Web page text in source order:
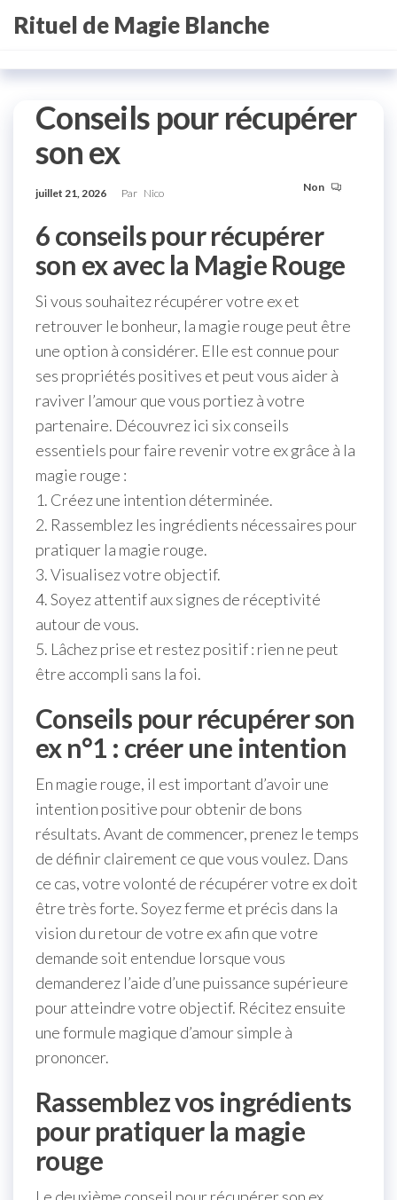
AllerRituel de Magie Blanche
Conseils pour récupérer
son ex
juillet 21, 2026 Par Nico Non
6 conseils pour récupérer
son ex avec la Magie Rouge
Si vous souhaitez récupérer votre ex et
retrouver le bonheur, la magie rouge peut être
une option à considérer. Elle est connue pour
ses propriétés positives et peut vous aider à
raviver l’amour que vous portiez à votre
partenaire. Découvrez ici six conseils
essentiels pour faire revenir votre ex grâce à la
magie rouge :
1. Créez une intention déterminée.
2. Rassemblez les ingrédients nécessaires pour
pratiquer la magie rouge.
3. Visualisez votre objectif.
4. Soyez attentif aux signes de réceptivité
autour de vous.
5. Lâchez prise et restez positif : rien ne peut
être accompli sans la foi.
Conseils pour récupérer son
ex n°1 : créer une intention
En magie rouge, il est important d’avoir une
intention positive pour obtenir de bons
résultats. Avant de commencer, prenez le temps
de définir clairement ce que vous voulez. Dans
ce cas, votre volonté de récupérer votre ex doit
être très forte. Soyez ferme et précis dans la
vision du retour de votre ex afin que votre
demande soit entendue lorsque vous
demanderez l’aide d’une puissance supérieure
pour atteindre votre objectif. Récitez ensuite
une formule magique d’amour simple à
prononcer.
Rassemblez vos ingrédients
pour pratiquer la magie
rouge